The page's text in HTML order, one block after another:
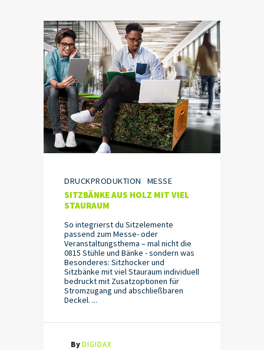
DRUCKPRODUKTION MESSE
SITZBÄNKE AUS HOLZ MIT VIEL
STAURAUM
So integrierst du Sitzelemente
passend zum Messe- oder
Veranstaltungsthema – mal nicht die
0815 Stühle und Bänke - sondern was
Besonderes: Sitzhocker und
Sitzbänke mit viel Stauraum individuell
bedruckt mit Zusatzoptionen für
Stromzugang und abschließbaren
Deckel. ...
ByDIGIDAX